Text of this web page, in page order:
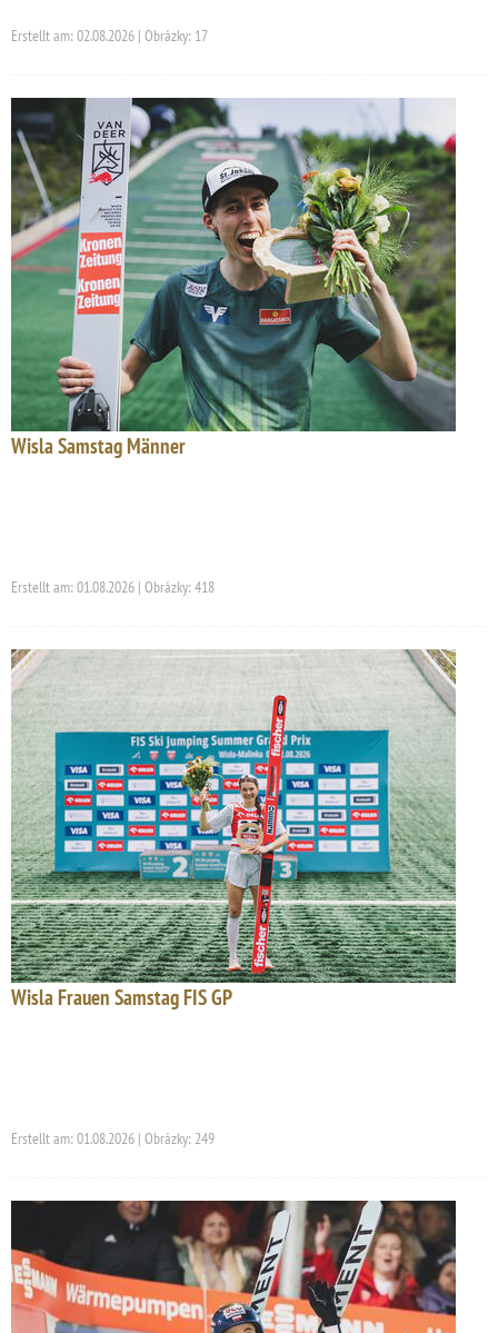
Erstellt am: 02.08.2026 | Obrázky: 17
Wisla Samstag Männer
Erstellt am: 01.08.2026 | Obrázky: 418
Wisla Frauen Samstag FIS GP
Erstellt am: 01.08.2026 | Obrázky: 249